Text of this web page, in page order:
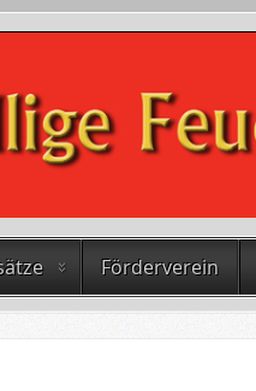
Förderverein